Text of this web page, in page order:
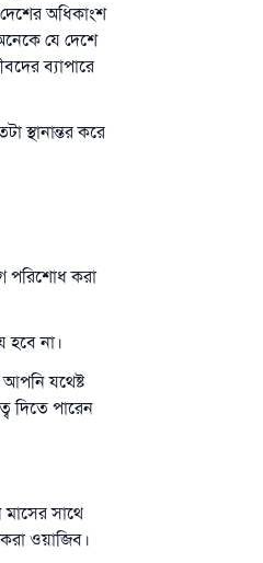
অধিকাংশ
যে দেশে
ব্যাপারে
স্থানান্তর করে
পরিশোধ করা
না।
যথেষ্ট
দিতে পারেন
সাথে
ওয়াজিব।